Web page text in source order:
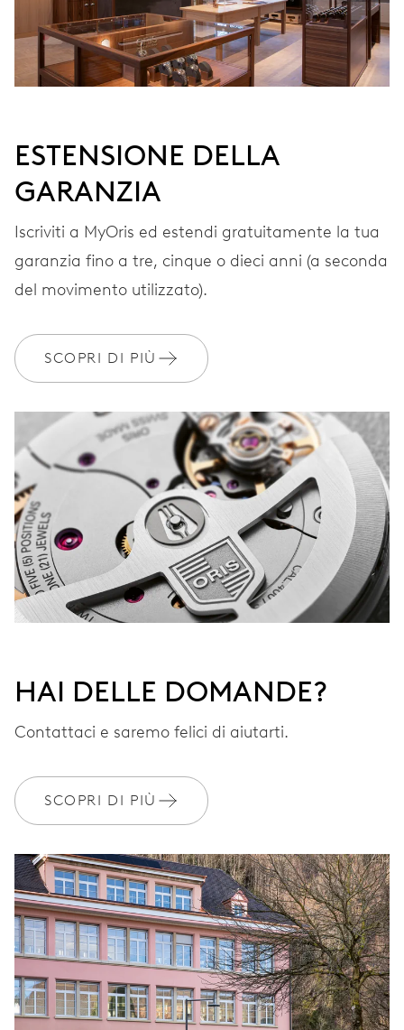
VIBRAZIONI
28’800 A/h, 4 Hz
CINTURINO Acciaio
Iscriviti a MyOris e ottieni l'estensione gratuita della garanzia a 3
anni
MYORIS
ESTENSIONE DELLA
GARANZIA
Iscriviti a MyOris ed estendi gratuitamente la tua
garanzia fino a tre, cinque o dieci anni (a seconda
del movimento utilizzato).
SCOPRI DI PIÙ
HAI DELLE DOMANDE?
Contattaci e saremo felici di aiutarti.
SCOPRI DI PIÙ